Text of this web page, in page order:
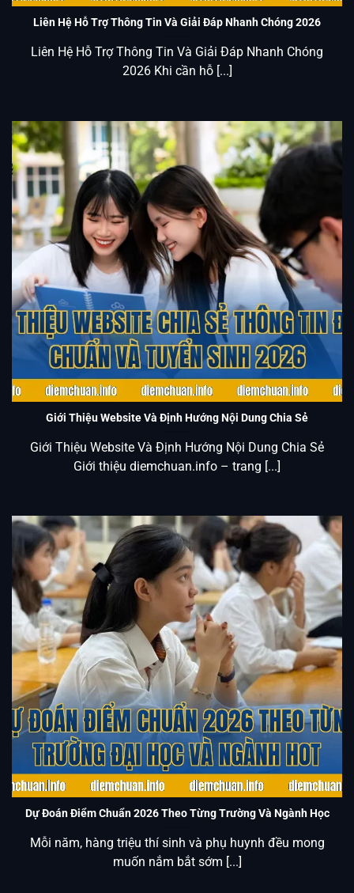
Liên Hệ Hỗ Trợ Thông Tin Và Giải Đáp Nhanh Chóng 2026
Liên Hệ Hỗ Trợ Thông Tin Và Giải Đáp Nhanh Chóng
2026 Khi cần hỗ [...]
Giới Thiệu Website Chia Sẻ Thông Tin Điểm Chuẩn Và
Tuyển Sinh 2026
Giới Thiệu Website Và Định Hướng Nội Dung Chia Sẻ
Giới Thiệu Website Và Định Hướng Nội Dung Chia Sẻ
Giới thiệu diemchuan.info – trang [...]
Dự Đoán Điểm Chuẩn 2026 Theo Từng Trường Đại Học Và
Ngành Hot
Dự Đoán Điểm Chuẩn 2026 Theo Từng Trường Và Ngành Học
Mỗi năm, hàng triệu thí sinh và phụ huynh đều mong
muốn nắm bắt sớm [...]